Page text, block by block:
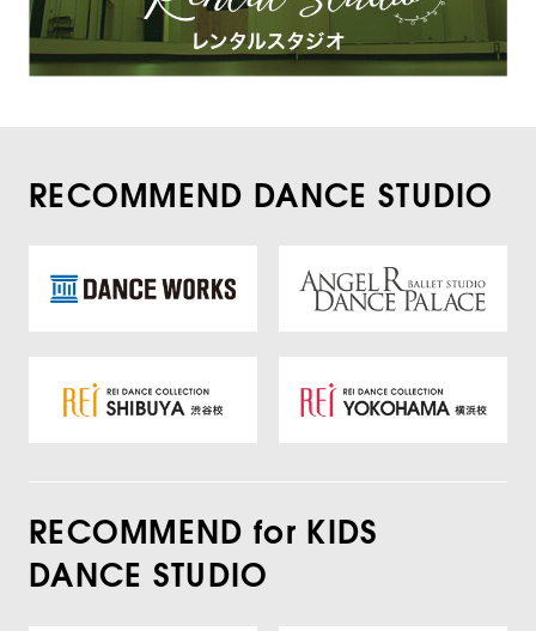
RECOMMEND DANCE STUDIO
RECOMMEND for KIDS
DANCE STUDIO